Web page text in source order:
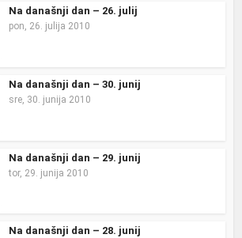
Na današnji dan – 26. julij
pon, 26. julija 2010
Na današnji dan – 30. junij
sre, 30. junija 2010
Na današnji dan – 29. junij
tor, 29. junija 2010
Na današnji dan – 28. junij